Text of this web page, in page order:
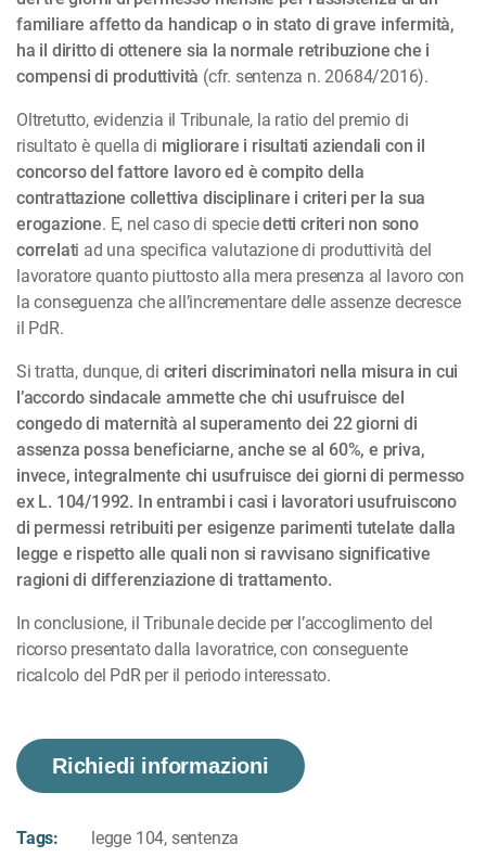
familiare affetto da handicap o in stato di grave infermità,
ha il diritto di ottenere sia la normale retribuzione che i
compensi di produttività (cfr. sentenza n. 20684/2016).
Oltretutto, evidenzia il Tribunale, la ratio del premio di
risultato è quella di migliorare i risultati aziendali con il
concorso del fattore lavoro ed è compito della
contrattazione collettiva disciplinare i criteri per la sua
erogazione. E, nel caso di speciedetti criteri non sono
correlati ad una specifica valutazione di produttività del
lavoratore quanto piuttosto alla mera presenza al lavoro con
la conseguenza che all’incrementare delle assenze decresce
il PdR.
Si tratta, dunque, di criteri discriminatori nella misura in cui
l’accordo sindacale ammette che chi usufruisce del
congedo di maternità al superamento dei 22 giorni di
assenza possa beneficiarne, anche se al 60%, e priva,
invece, integralmente chi usufruisce dei giorni di permesso
ex L. 104/1992. In entrambi i casi i lavoratori usufruiscono
di permessi retribuiti per esigenze parimenti tutelate dalla
legge e rispetto alle quali non si ravvisano significative
ragioni di differenziazione di trattamento.
In conclusione, il Tribunale decide per l’accoglimento del
ricorso presentato dalla lavoratrice, con conseguente
ricalcolo del PdR per il periodo interessato.
Richiedi informazioni
Tags: legge 104, sentenza